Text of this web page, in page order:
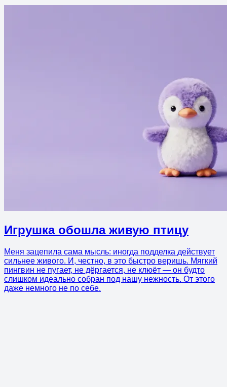
Игрушка обошла живую птицу
Меня зацепила сама мысль: иногда подделка действует
сильнее живого. И, честно, в это быстро веришь. Мягкий
пингвин не пугает, не дёргается, не клюёт — он будто
слишком идеально собран под нашу нежность. От этого
даже немного не по себе.